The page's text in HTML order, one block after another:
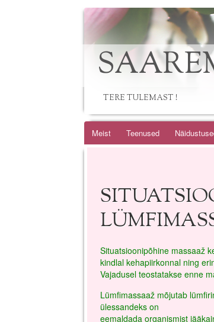
TERE TULEMAST !
Skip
to
Meist Teenused
Situatsioonipõhine massaaž
kindlal kehapiirkonnal ning
Vajadusel teostatakse enne
Lümfimassaaž mõjutab
ülessandeks on
eemaldada organismist